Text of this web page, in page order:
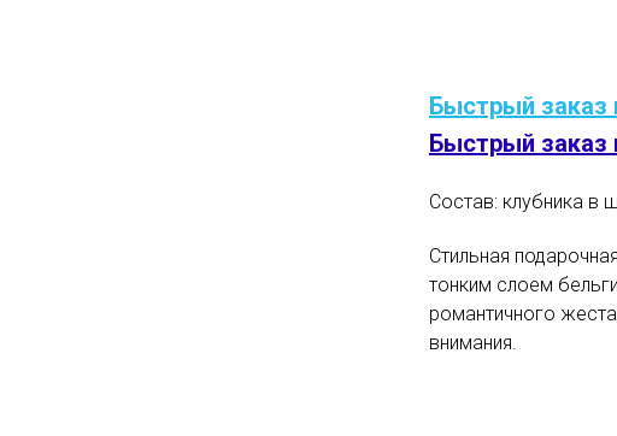
Быстрый заказ
Быстрый заказ
Состав: клубника в
Стильная
тонким слоем
романтичного
внимания.